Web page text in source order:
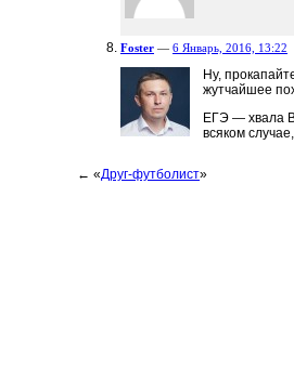
Foster — 6 Январь, 2016, 13:22
Ну,
жутчайшее
ЕГЭ — хвала
всяком
← «Друг-футболист»